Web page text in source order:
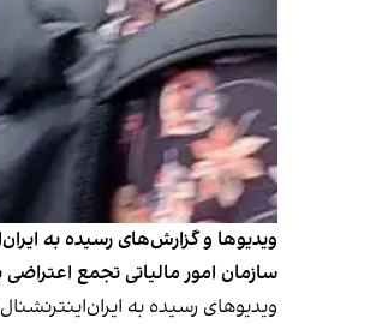
ویدیوها و گزارش‌های رسیده به
سازمان امور مالیاتی تجمع اعتراضی